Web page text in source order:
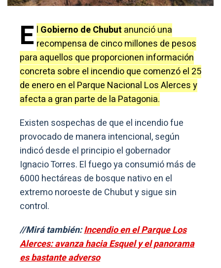
E l Gobierno de Chubut anunció una
recompensa de cinco millones de pesos
para aquellos que proporcionen información
concreta sobre el incendio que comenzó el 25
de enero en el Parque Nacional Los Alerces y
afecta a gran parte de la Patagonia.
Existen sospechas de que el incendio fue
provocado de manera intencional, según
indicó desde el principio el gobernador
Ignacio Torres. El fuego ya consumió más de
6000 hectáreas de bosque nativo en el
extremo noroeste de Chubut y sigue sin
control.
//Mirá también:Incendio en el Parque Los
Alerces: avanza hacia Esquel y el panorama
es bastante adverso